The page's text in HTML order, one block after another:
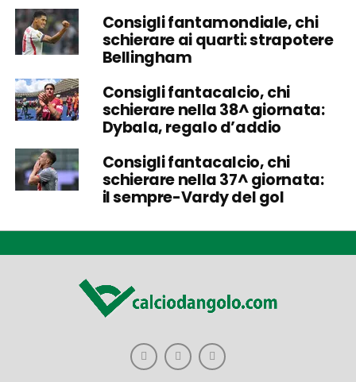
Consigli fantamondiale, chi
schierare ai quarti: strapotere
Bellingham
Consigli fantacalcio, chi
schierare nella 38^ giornata:
Dybala, regalo d’addio
Consigli fantacalcio, chi
schierare nella 37^ giornata:
il sempre-Vardy del gol